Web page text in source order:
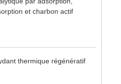
et charbon actif
thermique régénératif